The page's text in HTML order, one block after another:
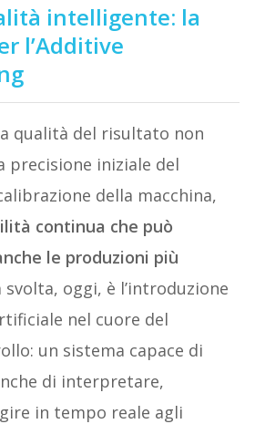
intelligente: la
l’Additive
qualità del risultato non
precisione iniziale del
della macchina,
continua che può
le produzioni più
svolta, oggi, è l’introduzione
nel cuore del
un sistema capace di
di interpretare,
in tempo reale agli